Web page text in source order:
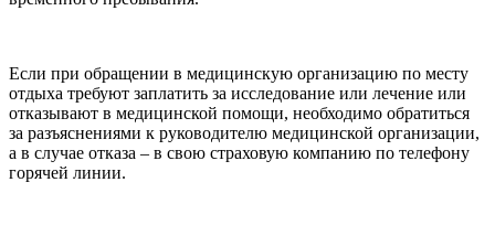
Если при обращении в медицинскую организацию по месту
отдыха требуют заплатить за исследование или лечение или
отказывают в медицинской помощи, необходимо обратиться
за разъяснениями к руководителю медицинской организации,
а в случае отказа – в свою страховую компанию по телефону
горячей линии.